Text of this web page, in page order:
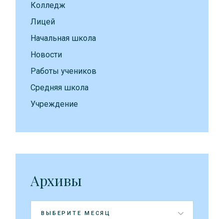
Колледж
Лицей
Начальная школа
Новости
Работы учеников
Средняя школа
Учреждение
Архивы
Архивы